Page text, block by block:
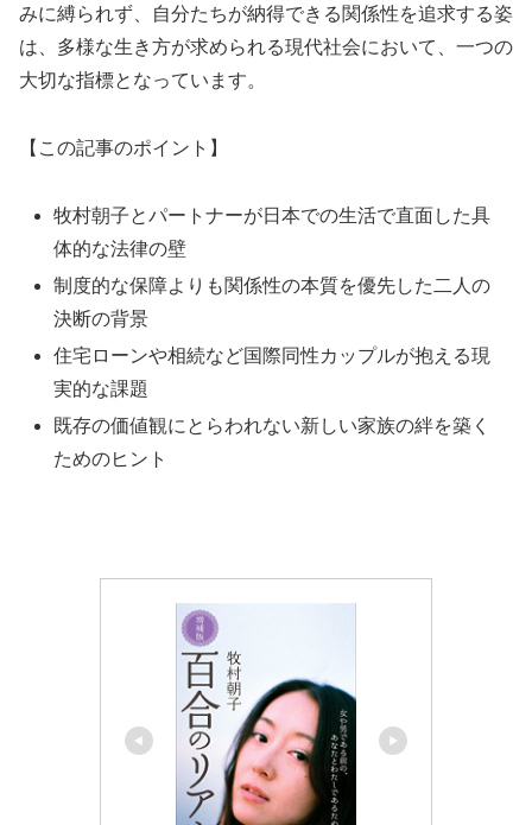
みに縛られず、自分たちが納得できる関係性を追求する姿
は、多様な生き方が求められる現代社会において、一つの
大切な指標となっています。
【この記事のポイント】
牧村朝子とパートナーが日本での生活で直面した具
体的な法律の壁
制度的な保障よりも関係性の本質を優先した二人の
決断の背景
住宅ローンや相続など国際同性カップルが抱える現
実的な課題
既存の価値観にとらわれない新しい家族の絆を築く
ためのヒント